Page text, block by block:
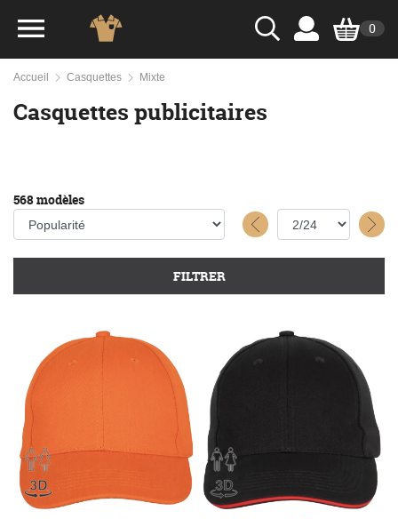
0
Accueil Casquettes Mixte
Casquettes publicitaires
568 modèles
FILTRER